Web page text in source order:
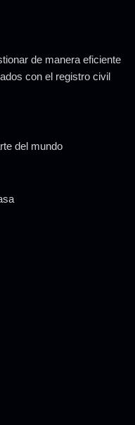
de manera eficiente
con el registro civil
del mundo